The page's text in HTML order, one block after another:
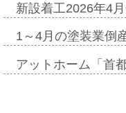
新設着工2026年4
1～4月の塗装業倒
アットホーム「首